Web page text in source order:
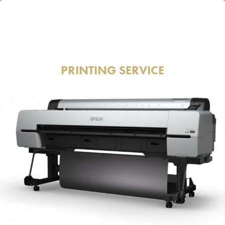
PRINTING SERVICE